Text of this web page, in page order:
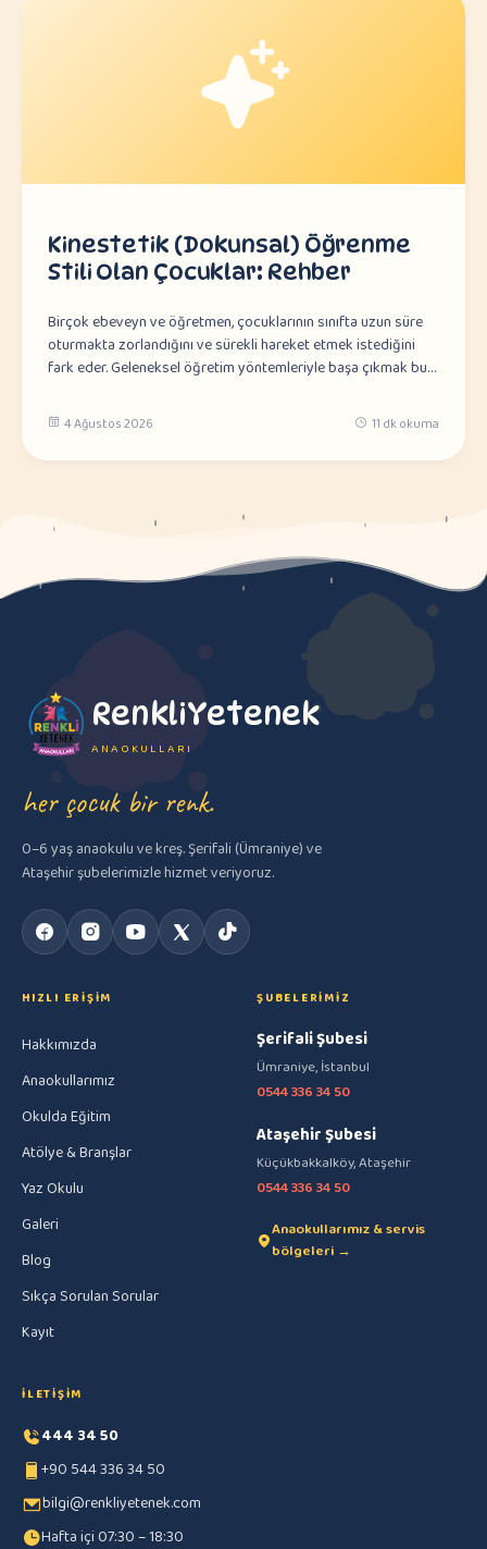
Kinestetik (Dokunsal) Öğrenme
Stili Olan Çocuklar: Rehber
Birçok ebeveyn ve öğretmen, çocuklarının sınıfta uzun süre
oturmakta zorlandığını ve sürekli hareket etmek istediğini
fark eder. Geleneksel öğretim yöntemleriyle başa çıkmak bu…
4 Ağustos 2026 11 dk okuma
RenkliYetenek
ANAOKULLARI
her çocuk bir renk.
0–6 yaş anaokulu ve kreş. Şerifali (Ümraniye) ve
Ataşehir şubelerimizle hizmet veriyoruz.
HIZLI ERIŞIM
Hakkımızda
Anaokullarımız
Okulda Eğitim
Atölye & Branşlar
Yaz Okulu
Galeri
Blog
Sıkça Sorulan Sorular
Kayıt
ŞUBELERIMIZ
Şerifali Şubesi
Ümraniye, İstanbul
0544 336 34 50
Ataşehir Şubesi
Küçükbakkalköy, Ataşehir
0544 336 34 50
Anaokullarımız & servis
bölgeleri →
İLETIŞIM
444 34 50
+90 544 336 34 50
bilgi@renkliyetenek.com
Hafta içi 07:30 – 18:30